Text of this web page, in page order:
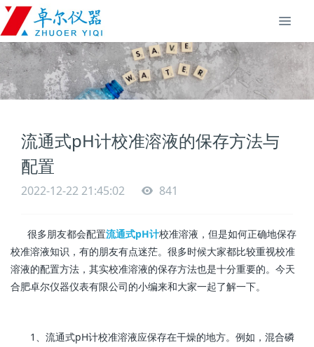
流通式pH计校准溶液的保存方法与
配置
2022-12-22 21:45:02 841
很多朋友都会配置流通式pH计校准溶液，但是如何正确地保存
校准溶液知识，有的朋友有点迷茫。 很多时候大家都比较重视校准
溶液的配置方法，其实校准溶液的保存方法也是十分重要的。今天
合肥卓尔仪器仪表有限公司的小编来和大家一起了解一下。
1、流通式pH计校准溶液应保存在干燥的地方。例如，混合磷